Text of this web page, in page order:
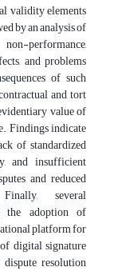
validity elements
by an analysis of
performance,
and problems
of such
and tort
value of
Findings indicate
of standardized
and insufficient
and reduced
several
the adoption of
platform for
digital signature
resolution